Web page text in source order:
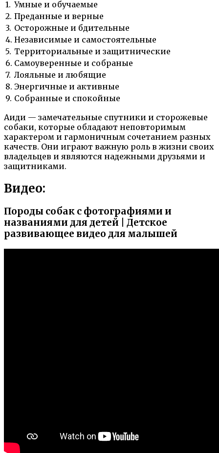
1. Умные и обучаемые
2. Преданные и верные
3. Осторожные и бдительные
4. Независимые и самостоятельные
5. Территориальные и защитнические
6. Самоуверенные и собраные
7. Лояльные и любящие
8. Энергичные и активные
9. Собранные и спокойные
Аиди — замечательные спутники и сторожевые
собаки, которые обладают неповторимым
характером и гармоничным сочетанием разных
качеств. Они играют важную роль в жизни своих
владельцев и являются надежными друзьями и
защитниками.
Видео:
Породы собак с фотографиями и
названиями для детей | Детское
развивающее видео для малышей